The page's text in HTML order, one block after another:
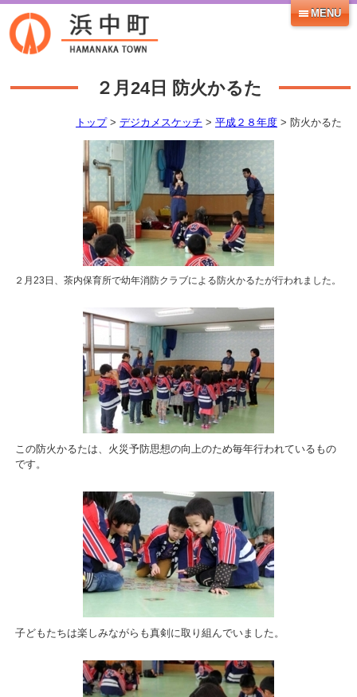
MENU
２月24日 防火かるた
トップ> デジカメスケッチ > 平成２８年度 > 防火かるた
２月23日、茶内保育所で幼年消防クラブによる防火かるたが行われました。
この防火かるたは、火災予防思想の向上のため毎年行われているもの
です。
子どもたちは楽しみながらも真剣に取り組んでいました。